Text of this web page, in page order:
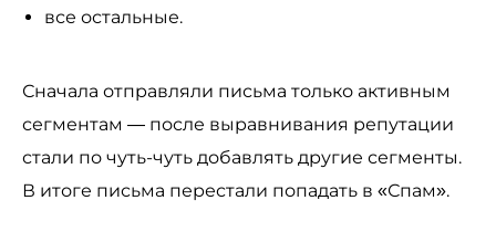
все остальные.
Сначала отправляли письма только активным
сегментам — после выравнивания репутации
стали по чуть-чуть добавлять другие сегменты.
В итоге письма перестали попадать в «Спам».